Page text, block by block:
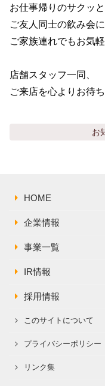
や台や
海老どて食堂
IRライブラ
決算短信
有価証券報
株主通信
IRカレンダー
株価情報
電子公告
サイトマップ
お仕事帰りのサクッと
ご友人同士の飲み会に
ご家族連れでもお気
店舗スタッフ一同、
ご来店を心よりお待
お
HOME
企業情報
事業一覧
IR情報
採用情報
このサイトについて
プライバシーポリシー
リンク集